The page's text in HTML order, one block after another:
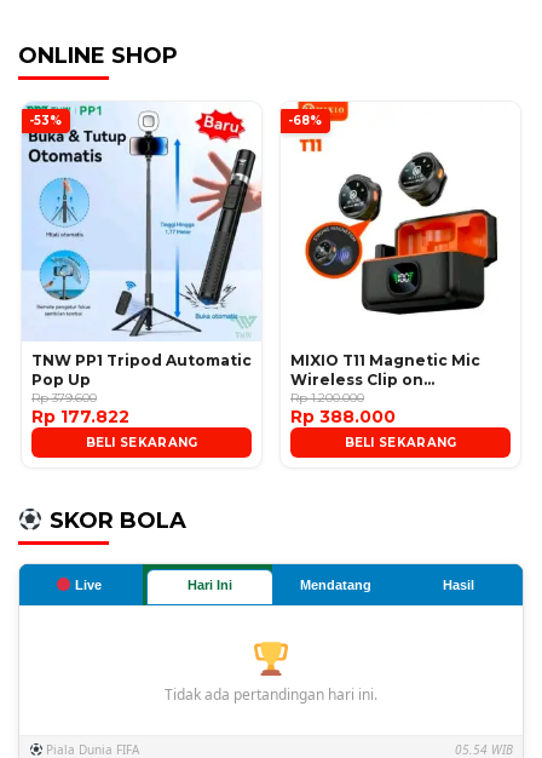
ONLINE SHOP
-53%
TNW PP1 Tripod Automatic
Pop Up
Rp 379.600
Rp 177.822
BELI SEKARANG
-68%
MIXIO T11 Magnetic Mic
Wireless Clip on
Microphone
Rp 1.200.000
Rp 388.000
BELI SEKARANG
SKOR BOLA
Live Hari Ini Mendatang Hasil
Tidak ada pertandingan hari ini.
Piala Dunia FIFA 05.54 WIB